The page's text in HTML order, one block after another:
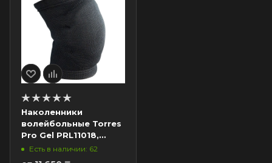
Наколенники
волейбольные Torres
Pro Gel PRL11018,
пара, черный
Есть в наличии: 62